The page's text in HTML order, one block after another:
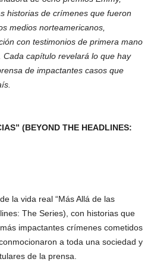
historias de crímenes que fueron
medios norteamericanos,
con testimonios de primera mano
Cada capítulo revelará lo que hay
de impactantes casos que
(BEYOND THE HEADLINES:
la vida real “Más Allá de las
The Series), con historias que
impactantes crímenes cometidos
a toda una sociedad y
de la prensa.